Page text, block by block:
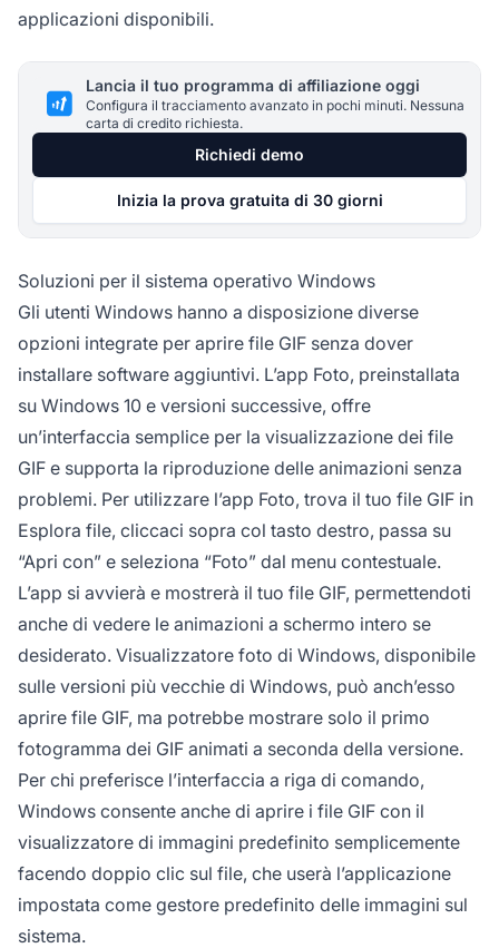
applicazioni disponibili.
Lancia il tuo programma di affiliazione oggi
Configura il tracciamento avanzato in pochi minuti. Nessuna
carta di credito richiesta.
Richiedi demo
Inizia la prova gratuita di 30 giorni
Soluzioni per il sistema operativo Windows
Gli utenti Windows hanno a disposizione diverse
opzioni integrate per aprire file GIF senza dover
installare software aggiuntivi. L’app Foto, preinstallata
su Windows 10 e versioni successive, offre
un’interfaccia semplice per la visualizzazione dei file
GIF e supporta la riproduzione delle animazioni senza
problemi. Per utilizzare l’app Foto, trova il tuo file GIF in
Esplora file, cliccaci sopra col tasto destro, passa su
“Apri con” e seleziona “Foto” dal menu contestuale.
L’app si avvierà e mostrerà il tuo file GIF, permettendoti
anche di vedere le animazioni a schermo intero se
desiderato. Visualizzatore foto di Windows, disponibile
sulle versioni più vecchie di Windows, può anch’esso
aprire file GIF, ma potrebbe mostrare solo il primo
fotogramma dei GIF animati a seconda della versione.
Per chi preferisce l’interfaccia a riga di comando,
Windows consente anche di aprire i file GIF con il
visualizzatore di immagini predefinito semplicemente
facendo doppio clic sul file, che userà l’applicazione
impostata come gestore predefinito delle immagini sul
sistema.